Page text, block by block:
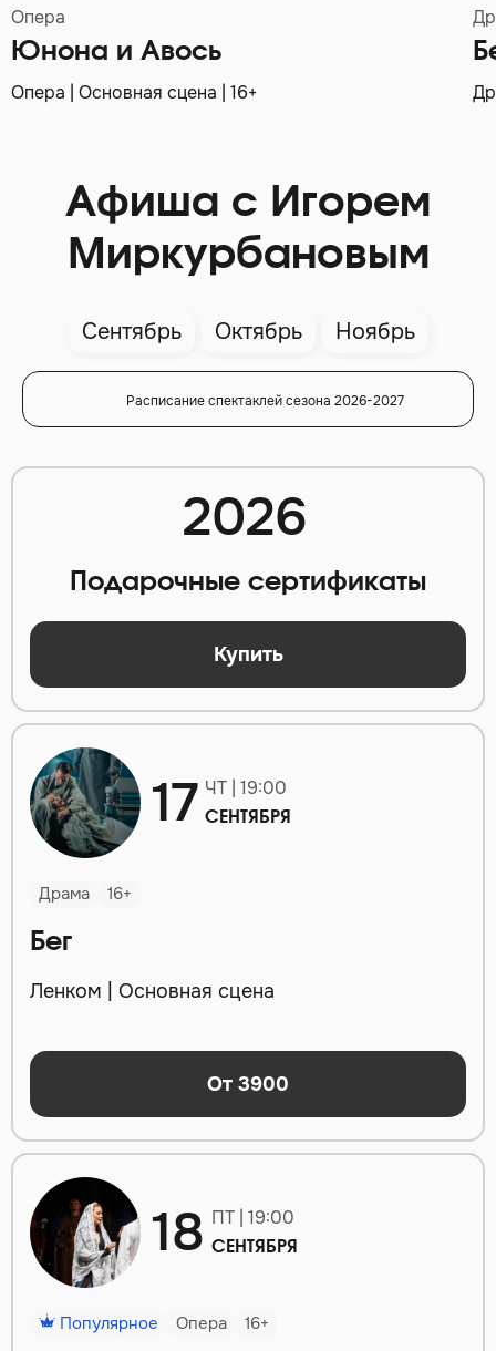
Опера
Юнона и Авось
Опера | Основная сцена | 16+
Афиша с Игорем
Миркурбановым
Сентябрь Октябрь Ноябрь
Расписание спектаклей сезона 2026-2027
2026
Подарочные сертификаты
Купить
17 ЧТ | 19:00
СЕНТЯБРЯ
Драма 16+
Бег
Ленком | Основная сцена
От 3900
18 ПТ | 19:00
СЕНТЯБРЯ
Популярное Опера 16+